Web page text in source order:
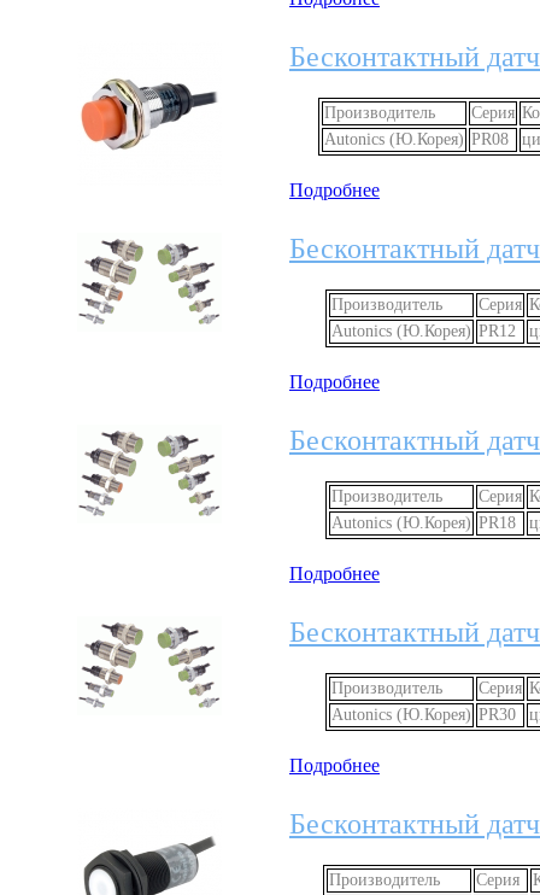
Бесконтактный
Производитель Серия
Autonics (Ю.Корея) PR08
Подробнее
Бесконтактный
Производитель Серия
Autonics (Ю.Корея) PR12
Подробнее
Бесконтактный
Производитель Серия
Autonics (Ю.Корея) PR18
Подробнее
Бесконтактный
Производитель Серия
Autonics (Ю.Корея) PR30
Подробнее
Бесконтактный
Производитель Серия